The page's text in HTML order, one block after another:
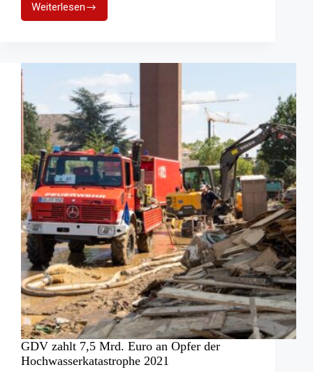
WeiterlesenDeichverteidigung
mit
in
Bleckede
GDV zahlt 7,5 Mrd. Euro an Opfer der
Hochwasserkatastrophe 2021